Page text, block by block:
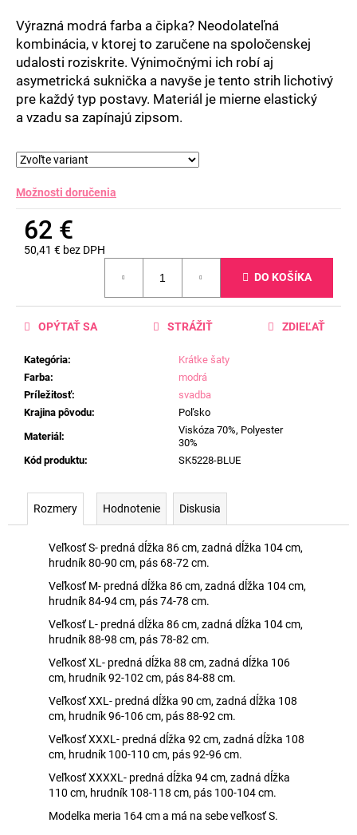
hviezdičiek.
Výrazná modrá farba a čipka? Neodolateľná
kombinácia, v ktorej to zaručene na spoločenskej
udalosti roziskrite. Výnimočnými ich robí aj
asymetrická suknička a navyše je tento strih lichotivý
pre každý typ postavy. Materiál je mierne elastický
a vzadu sa zapínajú zipsom.
Možnosti doručenia
62 €
50,41 € bez DPH
DO KOŠÍKA
Kategória:
Krátke šaty
Farba:
modrá
Príležitosť:
svadba
Krajina pôvodu:
Poľsko
Materiál:
Viskóza 70%, Polyester
30%
Kód produktu: SK5228-BLUE
OPÝTAŤ SA STRÁŽIŤ ZDIEĽAŤ
Rozmery Hodnotenie Diskusia
Veľkosť S- predná dĺžka 86 cm, zadná dĺžka 104 cm,
hrudník 80-90 cm, pás 68-72 cm.
Veľkosť M- predná dĺžka 86 cm, zadná dĺžka 104 cm,
hrudník 84-94 cm, pás 74-78 cm.
Veľkosť L- predná dĺžka 86 cm, zadná dĺžka 104 cm,
hrudník 88-98 cm, pás 78-82 cm.
Veľkosť XL- predná dĺžka 88 cm, zadná dĺžka 106
cm, hrudník 92-102 cm, pás 84-88 cm.
Veľkosť XXL- predná dĺžka 90 cm, zadná dĺžka 108
cm, hrudník 96-106 cm, pás 88-92 cm.
Veľkosť XXXL- predná dĺžka 92 cm, zadná dĺžka 108
cm, hrudník 100-110 cm, pás 92-96 cm.
Veľkosť XXXXL- predná dĺžka 94 cm, zadná dĺžka
110 cm, hrudník 108-118 cm, pás 100-104 cm.
Modelka meria 164 cm a má na sebe veľkosť S.